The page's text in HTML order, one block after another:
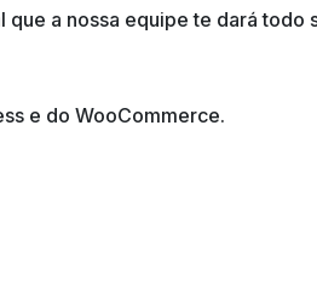
a nossa equipe te dará todo
e do WooCommerce.